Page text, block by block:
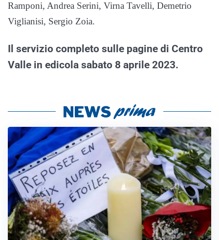
Ramponi, Andrea Serini, Virna Tavelli, Demetrio
Viglianisi, Sergio Zoia.
Il servizio completo sulle pagine di Centro
Valle in edicola sabato 8 aprile 2023.